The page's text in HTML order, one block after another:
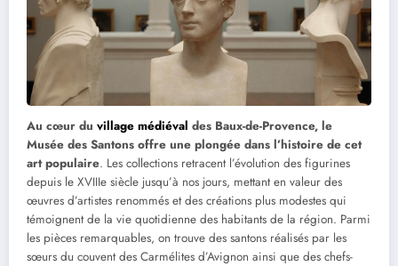
Au cœur du village médiéval des Baux-de-Provence, le
Musée des Santons offre une plongée dans l’histoire de cet
art populaire. Les collections retracent l’évolution des figurines
depuis le XVIIIe siècle jusqu’à nos jours, mettant en valeur des
œuvres d’artistes renommés et des créations plus modestes qui
témoignent de la vie quotidienne des habitants de la région. Parmi
les pièces remarquables, on trouve des santons réalisés par les
sœurs du couvent des Carmélites d’Avignon ainsi que des chefs-